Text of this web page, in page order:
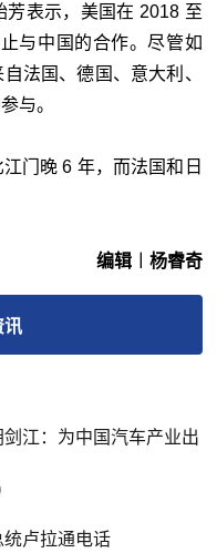
表示，美国在 2018 至
与中国的合作。尽管如
法国、德国、意大利、
与。
门晚 6 年，而法国和日
编辑︱杨睿奇
讯
江：为中国汽车产业出
卢拉通电话